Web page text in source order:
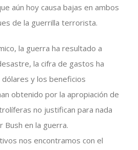
aún hoy causa bajas en ambos
de la guerrilla terrorista.
la guerra ha resultado a
la cifra de gastos ha
y los beneficios
obtenido por la apropiación de
no justifican para nada
Bush en la guerra.
nos encontramos con el